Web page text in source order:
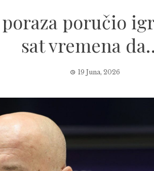
poručio
sat vremena
19 Juna, 2026